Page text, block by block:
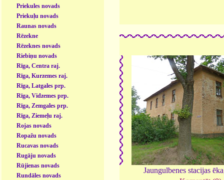
Priekules novads
Priekuļu novads
Raunas novads
Rēzekne
Rēzeknes novads
Riebiņu novads
Rīga, Centra raj.
Rīga, Kurzemes raj.
Rīga, Latgales prp.
Rīga, Vidzemes prp.
Rīga, Zemgales prp.
Rīga, Ziemeļu raj.
Rojas novads
Ropažu novads
Rucavas novads
Rugāju novads
Rūjienas novads
Rundāles novads
Jaungulbenes stacijas